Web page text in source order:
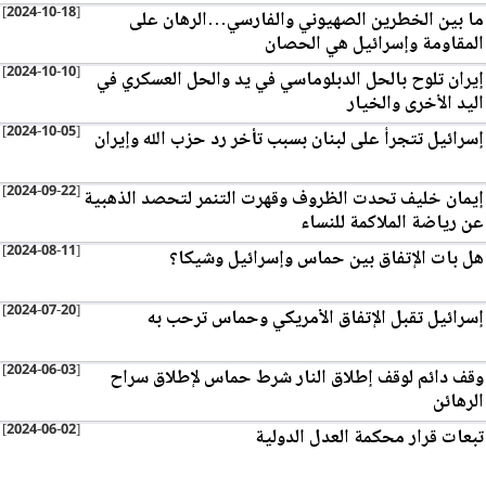
[2024-10-18] ما بين الخطرين الصهيوني والفارسي…الرهان على
المقاومة وإسرائيل هي الحصان
[2024-10-10] إيران تلوح بالحل الدبلوماسي في يد والحل العسكري في
اليد الأخرى والخيار
[2024-10-05] إسرائيل تتجرأ على لبنان بسبب تأخر رد حزب الله وإيران
[2024-09-22]إيمان خليف تحدت الظروف وقهرت التنمر لتحصد الذهبية
عن رياضة الملاكمة للنساء
[2024-08-11] هل بات الإتفاق بين حماس وإسرائيل وشيكا؟
[2024-07-20] إسرائيل تقبل الإتفاق الأمريكي وحماس ترحب به
[2024-06-03] وقف دائم لوقف إطلاق النار شرط حماس لإطلاق سراح
الرهائن
[2024-06-02] تبعات قرار محكمة العدل الدولية